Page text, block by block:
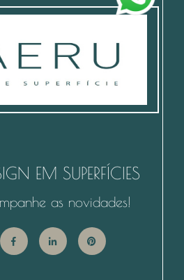
EM SUPERFÍCIES
as novidades!